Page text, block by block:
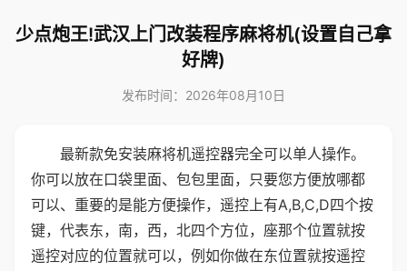
少点炮王!武汉上门改装程序麻将机(设置自己拿
好牌)
发布时间：2026年08月10日
最新款免安装麻将机遥控器完全可以单人操作。
你可以放在口袋里面、包包里面，只要您方便放哪都
可以、重要的是能方便操作，遥控上有A,B,C,D四个按
键，代表东，南，西，北四个方位，座那个位置就按
遥控对应的位置就可以，例如你做在东位置就按遥控